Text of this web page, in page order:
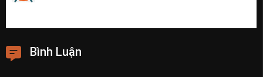
Bình Luận